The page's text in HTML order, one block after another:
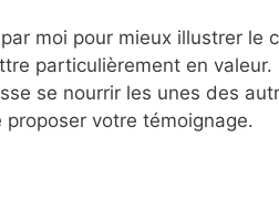
moi pour mieux illustrer le
particulièrement en
se nourrir les unes des
proposer votre témoignage.